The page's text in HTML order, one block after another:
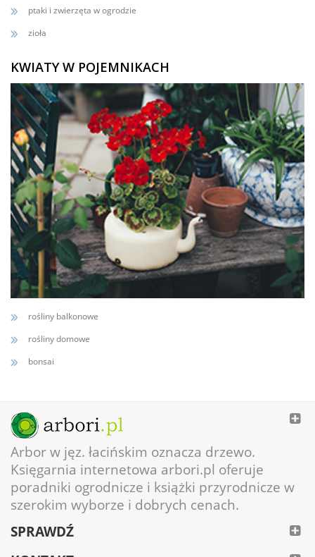
ptaki i zwierzęta w ogrodzie
zioła
KWIATY W POJEMNIKACH
rośliny balkonowe
rośliny domowe
bonsai
Arbor w jęz. łacińskim oznacza drzewo.
Księgarnia internetowa arbori.pl oferuje
poradniki ogrodnicze i książki przyrodnicze w
szerokim wyborze i dobrych cenach.
SPRAWDŹ